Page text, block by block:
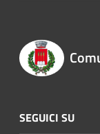
SEGUICI SU